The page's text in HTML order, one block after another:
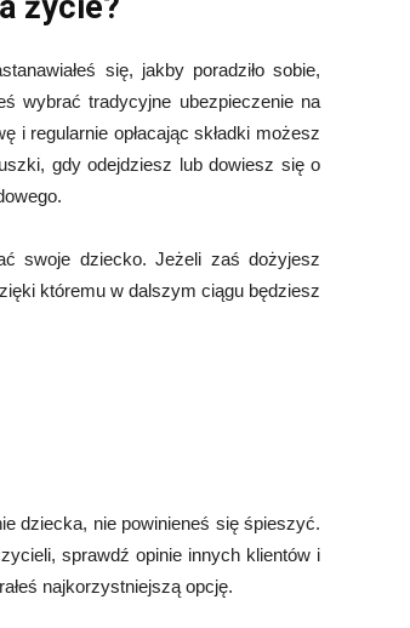
się, jakby poradziło sobie,
wybrać tradycyjne ubezpieczenie na
i regularnie opłacając składki możesz
gdy odejdziesz lub dowiesz się o
swoje dziecko. Jeżeli zaś dożyjesz
któremu w dalszym ciągu będziesz
dziecka, nie powinieneś się śpieszyć.
sprawdź opinie innych klientów i
najkorzystniejszą opcję.